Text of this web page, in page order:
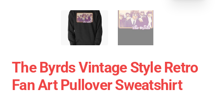
The Byrds Vintage Style Retro
Fan Art Pullover Sweatshirt